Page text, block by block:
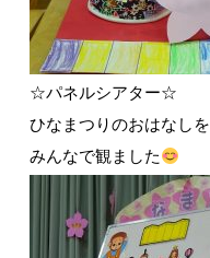
☆パネルシアター☆
ひなまつりのおはなしを
みんなで観ました